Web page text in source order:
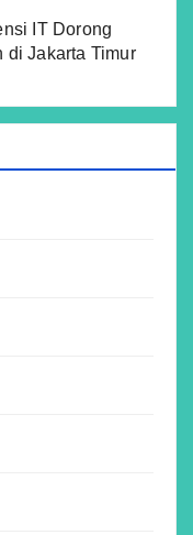
IT Dorong
di Jakarta Timur